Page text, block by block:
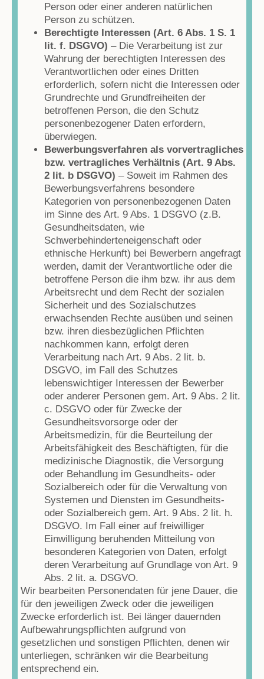
Person oder einer anderen natürlichen
Person zu schützen.
Berechtigte Interessen (Art. 6 Abs. 1 S. 1
lit. f. DSGVO) – Die Verarbeitung ist zur
Wahrung der berechtigten Interessen des
Verantwortlichen oder eines Dritten
erforderlich, sofern nicht die Interessen oder
Grundrechte und Grundfreiheiten der
betroffenen Person, die den Schutz
personenbezogener Daten erfordern,
überwiegen.
Bewerbungsverfahren als vorvertragliches
bzw. vertragliches Verhältnis (Art. 9 Abs.
2 lit. b DSGVO) – Soweit im Rahmen des
Bewerbungsverfahrens besondere
Kategorien von personenbezogenen Daten
im Sinne des Art. 9 Abs. 1 DSGVO (z.B.
Gesundheitsdaten, wie
Schwerbehinderteneigenschaft oder
ethnische Herkunft) bei Bewerbern angefragt
werden, damit der Verantwortliche oder die
betroffene Person die ihm bzw. ihr aus dem
Arbeitsrecht und dem Recht der sozialen
Sicherheit und des Sozialschutzes
erwachsenden Rechte ausüben und seinen
bzw. ihren diesbezüglichen Pflichten
nachkommen kann, erfolgt deren
Verarbeitung nach Art. 9 Abs. 2 lit. b.
DSGVO, im Fall des Schutzes
lebenswichtiger Interessen der Bewerber
oder anderer Personen gem. Art. 9 Abs. 2 lit.
c. DSGVO oder für Zwecke der
Gesundheitsvorsorge oder der
Arbeitsmedizin, für die Beurteilung der
Arbeitsfähigkeit des Beschäftigten, für die
medizinische Diagnostik, die Versorgung
oder Behandlung im Gesundheits- oder
Sozialbereich oder für die Verwaltung von
Systemen und Diensten im Gesundheits-
oder Sozialbereich gem. Art. 9 Abs. 2 lit. h.
DSGVO. Im Fall einer auf freiwilliger
Einwilligung beruhenden Mitteilung von
besonderen Kategorien von Daten, erfolgt
deren Verarbeitung auf Grundlage von Art. 9
Abs. 2 lit. a. DSGVO.
Wir bearbeiten Personendaten für jene Dauer, die
für den jeweiligen Zweck oder die jeweiligen
Zwecke erforderlich ist. Bei länger dauernden
Aufbewahrungspflichten aufgrund von
gesetzlichen und sonstigen Pflichten, denen wir
unterliegen, schränken wir die Bearbeitung
entsprechend ein.